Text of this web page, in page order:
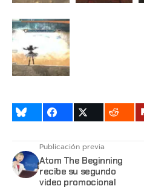
Publicación previa
Atom The Beginning
recibe su segundo
video promocional